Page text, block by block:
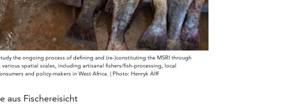
the ongoing process of defining and (re-)constituting the MSRI through
spatial scales, including artisanal fishers/fish-processing, local
and policy-makers in West Africa. | Photo: Henryk Alff
aus Fischereisicht